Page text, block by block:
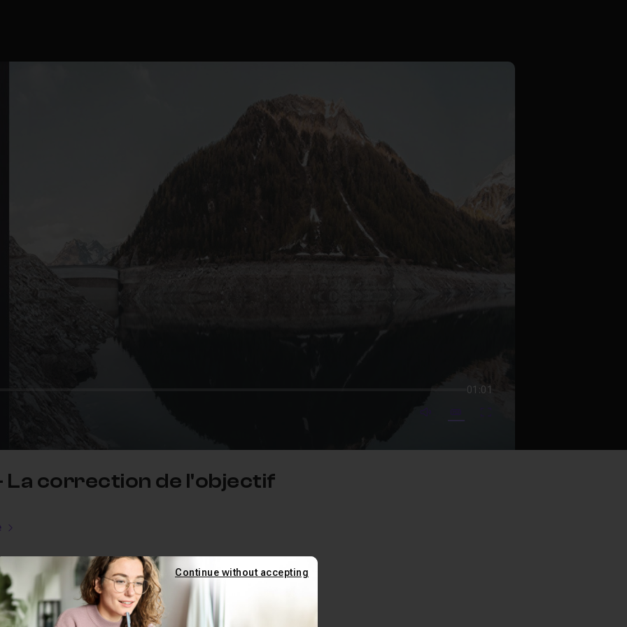
01:01
mute video
SubtitlesFullscreen
correction de l'objectif